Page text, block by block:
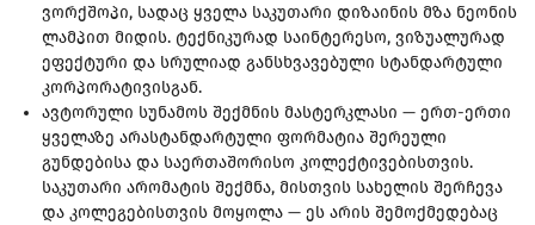
ვორქშოპი, სადაც ყველა საკუთარი დიზაინის მზა ნეონის
ლამპით მიდის. ტექნიკურად საინტერესო, ვიზუალურად
ეფექტური და სრულიად განსხვავებული სტანდარტული
კორპორატივისგან.
ავტორული სუნამოს შექმნის მასტერკლასი — ერთ-ერთი
ყველაზე არასტანდარტული ფორმატია შერეული
გუნდებისა და საერთაშორისო კოლექტივებისთვის.
საკუთარი არომატის შექმნა, მისთვის სახელის შერჩევა
და კოლეგებისთვის მოყოლა — ეს არის შემოქმედებაც